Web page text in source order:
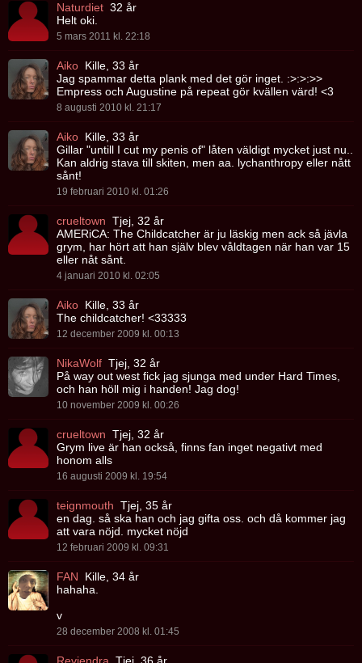
Naturdiet 32 år
Helt oki.
5 mars 2011 kl. 22:18
Aiko Kille, 33 år
Jag spammar detta plank med det gör inget. :>:>:>>
Empress och Augustine på repeat gör kvällen värd! <3
8 augusti 2010 kl. 21:17
Aiko Kille, 33 år
Gillar "untill I cut my penis of" låten väldigt mycket just nu..
Kan aldrig stava till skiten, men aa. lychanthropy eller nått
sånt!
19 februari 2010 kl. 01:26
crueltown Tjej, 32 år
AMERiCA: The Childcatcher är ju läskig men ack så jävla
grym, har hört att han själv blev våldtagen när han var 15
eller nåt sånt.
4 januari 2010 kl. 02:05
Aiko Kille, 33 år
The childcatcher! <33333
12 december 2009 kl. 00:13
NikaWolf Tjej, 32 år
På way out west fick jag sjunga med under Hard Times,
och han höll mig i handen! Jag dog!
10 november 2009 kl. 00:26
crueltown Tjej, 32 år
Grym live är han också, finns fan inget negativt med
honom alls
16 augusti 2009 kl. 19:54
teignmouth Tjej, 35 år
en dag. så ska han och jag gifta oss. och då kommer jag
att vara nöjd. mycket nöjd
12 februari 2009 kl. 09:31
FAN
Kille, 34 år
hahaha.
v
28 december 2008 kl. 01:45